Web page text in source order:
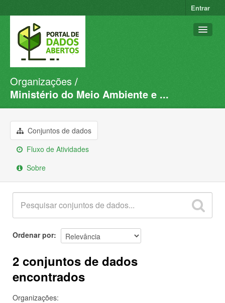
Entrar
Conjuntos de dados
Organizações
Sobre
Organizações
Ministério do Meio Ambiente e ...
Conjuntos de dados
Fluxo de Atividades
Sobre
Ordenar por
2 conjuntos de dados
encontrados
Organizações: